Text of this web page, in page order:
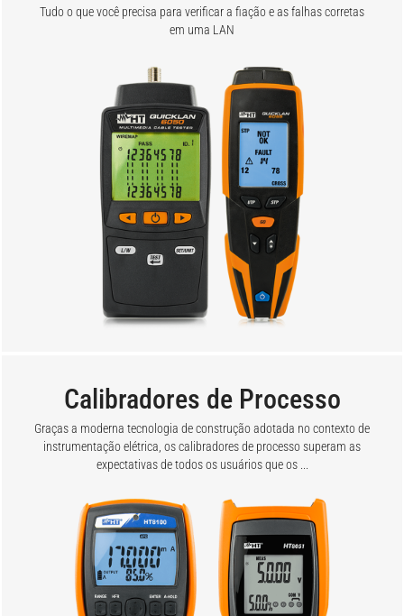
Tudo o que você precisa para verificar a fiação e as falhas corretas
em uma LAN
Calibradores de Processo
Graças a moderna tecnologia de construção adotada no contexto de
instrumentação elétrica, os calibradores de processo superam as
expectativas de todos os usuários que os ...